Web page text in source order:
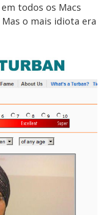
todos os Macs
o mais idiota era